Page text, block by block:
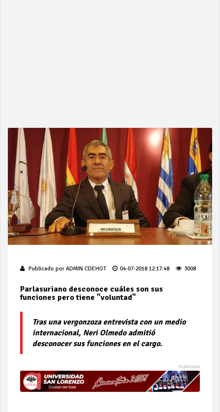
Publicado por ADMIN CDEHOT 04-07-2018 12:17:48 3008
Parlasuriano desconoce cuáles son sus
funciones pero tiene "voluntad"
Tras una vergonzoza entrevista con un medio
internacional, Neri Olmedo admitió
desconocer sus funciones en el cargo.